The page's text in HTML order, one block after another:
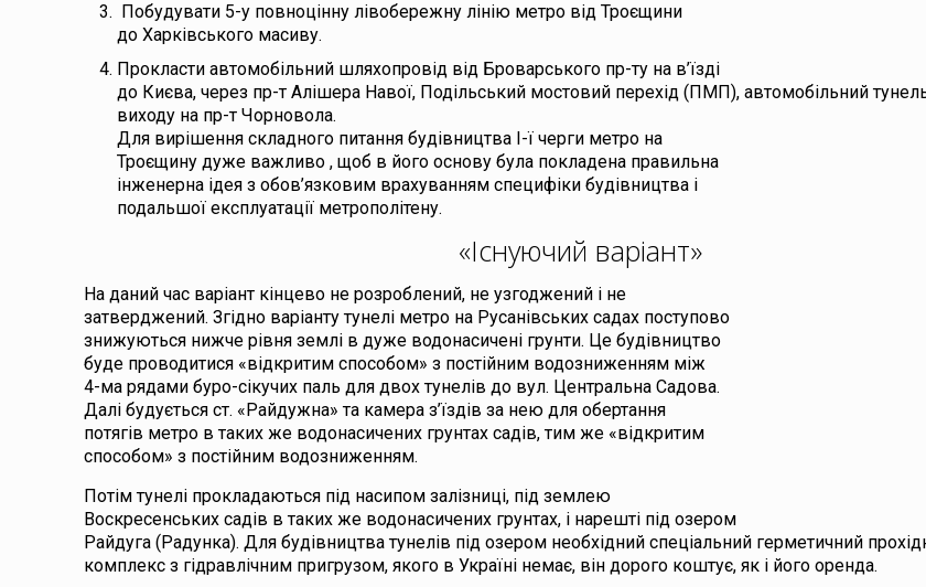
Побудувати 5-у повноцінну лівобережну лінію метро від Троєщини
до Харківського масиву.
Прокласти автомобільний шляхопровід від Броварського пр-ту на в’їзді
до Києва, через пр-т Алішера Навої, Подільський мостовий перехід (ПМП), автомобільний
виходу на пр-т Чорновола.
Для вирішення складного питання будівництва І-ї черги метро на
Троєщину дуже важливо , щоб в його основу була покладена правильна
інженерна ідея з обов’язковим врахуванням специфіки будівництва і
подальшої експлуатації метрополітену.
«Існуючий варіант»
На даний час варіант кінцево не розроблений, не узгоджений і не
затверджений. Згідно варіанту тунелі метро на Русанівських садах поступово
знижуються нижче рівня землі в дуже водонасичені грунти. Це будівництво
буде проводитися «відкритим способом» з постійним водозниженням між
4-ма рядами буро-сікучих паль для двох тунелів до вул. Центральна Садова.
Далі будується ст. «Райдужна» та камера з’їздів за нею для обертання
потягів метро в таких же водонасичених грунтах садів, тим же «відкритим
способом» з постійним водозниженням.
Потім тунелі прокладаються під насипом залізниці, під землею
Воскресенських садів в таких же водонасичених грунтах, і нарешті під озером
Райдуга (Радунка). Для будівництва тунелів під озером необхідний спеціальний герметичний
комплекс з гідравлічним пригрузом, якого в Україні немає, він дорого коштує, як і його оренда.